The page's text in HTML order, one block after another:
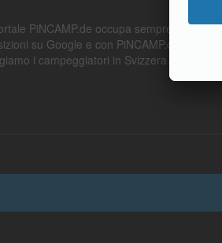
PiNCAMP.de occupa sempre le
su Google e con PiNCAMP.ch
i campeggiatori in Svizzera.